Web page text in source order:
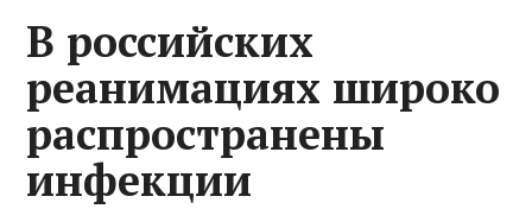
В российских
реанимациях широко
распространены
инфекции